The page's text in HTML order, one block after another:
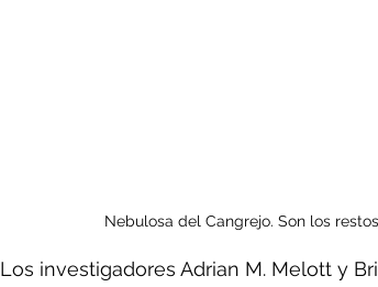
Nebulosa del Cangrejo. Son los
Los investigadores Adrian M. Melott y